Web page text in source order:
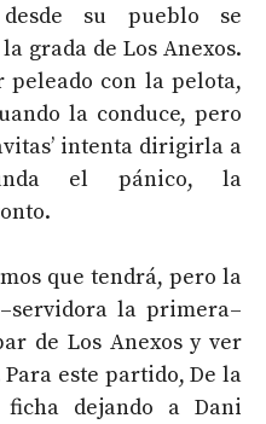
su pueblo se
grada de Los Anexos.
peleado con la pelota,
la conduce, pero
intenta dirigirla a
el pánico, la
que tendrá, pero la
la primera–
de Los Anexos y ver
este partido, De la
dejando a Dani